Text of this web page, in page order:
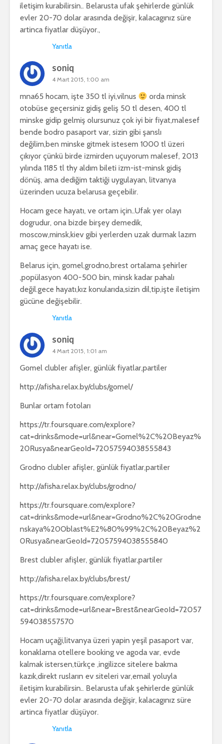
iletişim kurabilirsin.. Belarusta ufak şehirlerde günlük
evler 20-70 dolar arasında değişir, kalacagınız süre
artinca fiyatlar düşüyor.,
Yanıtla
soniq
4 Mart 2015, 1:00 am
mna65 hocam, işte 350 tl iyi,vilnus
orda minsk
otobüse geçersiniz gidiş geliş 50 tl desen, 400 tl
minske gidip gelmiş olursunuz çok iyi bir fiyat,malesef
bende bodro pasaport var, sizin gibi şanslı
değilim,ben minske gitmek istesem 1000 tl üzeri
çıkıyor çünkü birde izmirden uçuyorum malesef, 2013
yılında 1185 tl thy aldım bileti izm-ist-minsk gidiş
dönüş, ama dediğim taktiği uygulayan, litvanya
üzerinden ucuza belarusa geçebilir.
Hocam gece hayatı, ve ortam için..Ufak yer olayı
dogrudur, ona bizde birşey demedik,
moscow,minsk,kiev gibi yerlerden uzak durmak lazım
amaç gece hayatı ise.
Belarus için, gomel,grodno,brest ortalama şehirler
,popülasyon 400-500 bin, minsk kadar pahalı
değil.gece hayatı,kız konularıda,sizin dil,tip,işte iletişim
gücüne değişebilir.
Yanıtla
soniq
4 Mart 2015, 1:01 am
Gomel clubler afişler, günlük fiyatlar,partiler
http://afisha.relax.by/clubs/gomel/
Bunlar ortam fotoları
https://tr.foursquare.com/explore?
cat=drinks&mode=url&near=Gomel%2C%20Beyaz%
20Rusya&nearGeoId=72057594038555843
Grodno clubler afişler, günlük fiyatlar,partiler
http://afisha.relax.by/clubs/grodno/
https://tr.foursquare.com/explore?
cat=drinks&mode=url&near=Grodno%2C%20Grodne
nskaya%20Oblast%E2%80%99%2C%20Beyaz%2
0Rusya&nearGeoId=72057594038555840
Brest clubler afişler, günlük fiyatlar,partiler
http://afisha.relax.by/clubs/brest/
https://tr.foursquare.com/explore?
cat=drinks&mode=url&near=Brest&nearGeoId=72057
594038557570
Hocam uçaği,litvanya üzeri yapin yeşil pasaport var,
konaklama otellere booking ve agoda var, evde
kalmak istersen,türkçe ,ingilizce sitelere bakma
kazık,direkt rusların ev siteleri var,email yoluyla
iletişim kurabilirsin.. Belarusta ufak şehirlerde günlük
evler 20-70 dolar arasında değişir, kalacagınız süre
artinca fiyatlar düşüyor.
Yanıtla